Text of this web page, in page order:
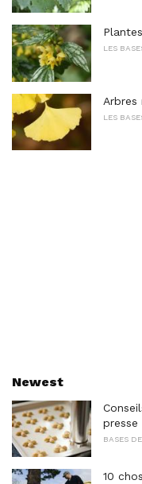
LES
Arbres
LES
Newest
presse
BASES
10